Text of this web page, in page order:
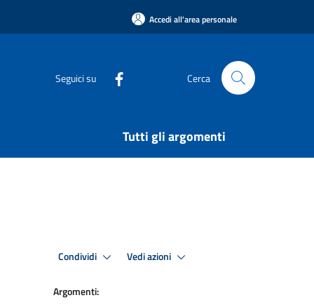
Accedi all'area personale
Seguici su Cerca
Tutti gli argomenti
Condividi Vedi azioni
Argomenti: